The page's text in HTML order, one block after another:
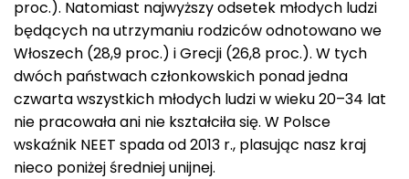
proc.). Natomiast najwyższy odsetek młodych ludzi
będących na utrzymaniu rodziców odnotowano we
Włoszech (28,9 proc.) i Grecji (26,8 proc.). W tych
dwóch państwach członkowskich ponad jedna
czwarta wszystkich młodych ludzi w wieku 20–34 lat
nie pracowała ani nie kształciła się. W Polsce
wskaźnik NEET spada od 2013 r., plasując nasz kraj
nieco poniżej średniej unijnej.